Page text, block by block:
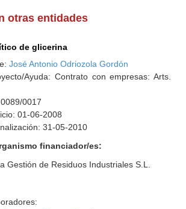
otras entidades
de glicerina
José Antonio Odriozola Gordón
Ayuda: Contrato con empresas: Arts.
0017
01-06-2008
31-05-2010
financiador/es:
Gestión de Residuos Industriales S.L.